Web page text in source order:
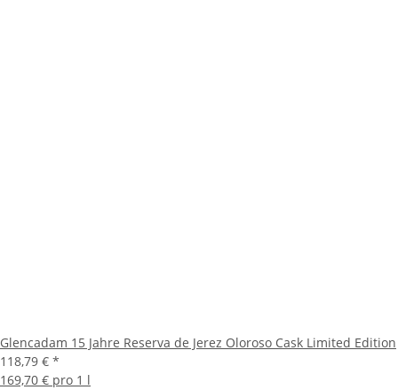
Glencadam 15 Jahre Reserva de Jerez Oloroso Cask Limited Edition
118,79 € *
169,70 € pro 1 l